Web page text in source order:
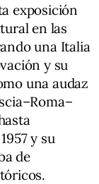
exposición
en las
una Italia
y su
una audaz
y su
de